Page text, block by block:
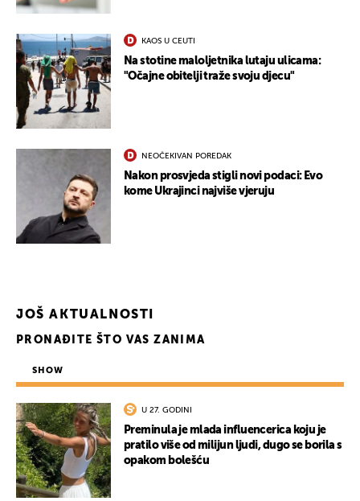
KAOS U CEUTI
Na stotine maloljetnika lutaju ulicama:
"Očajne obitelji traže svoju djecu"
NEOČEKIVAN POREDAK
Nakon prosvjeda stigli novi podaci: Evo
kome Ukrajinci najviše vjeruju
JOŠ AKTUALNOSTI
PRONAĐITE ŠTO VAS ZANIMA
SHOW
U 27. GODINI
Preminula je mlada influencerica koju je
pratilo više od milijun ljudi, dugo se borila s
opakom bolešću
UKLJUČITE NOTIFIKACIJE